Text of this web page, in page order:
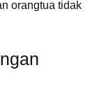
orangtua tidak